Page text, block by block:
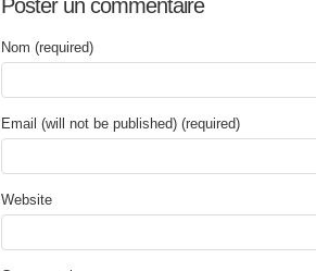
Poster un commentaire
Nom (required)
Email (will not be published) (required)
Website